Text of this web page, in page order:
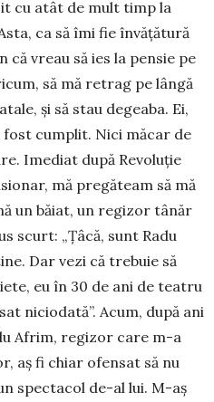
cu atât de mult timp la
ca să îmi fie învăţătură
că vreau să ies la pensie pe
să mă retrag pe lângă
și să stau degeaba. Ei,
fost cum­­plit. Nici măcar de
Imediat după Revoluţie
mă pregăteam să mă
un băiat, un regizor tânăr
scurt: „Ţâcă, sunt Radu
Dar vezi că trebuie să
eu în 30 de ani de teatru
nicio­dată”. Acum, după ani
A­frim, regizor care m-a
aș fi chiar ofen­­sat să nu
spectacol de-al lui. M-aș